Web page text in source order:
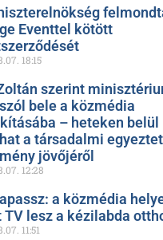
Eventtel kötött
18:15
szerint
bele a közmédia
– heteken belül
a társadalmi
jövőjéről
12:28
a közmédia
TV lesz a kézilabda
11:51